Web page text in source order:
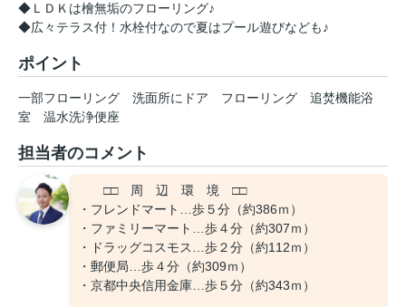
◆ＬＤＫは檜無垢のフローリング♪
◆広々テラス付！水栓付なので夏はプール遊びなども♪
ポイント
一部フローリング 洗面所にドア フローリング
追焚機能浴
室
温水洗浄便座
担当者のコメント
□□ 周 辺 環 境 □□
・フレンドマート…歩５分（約386ｍ）
・ファミリーマート…歩４分（約307ｍ）
・ドラッグコスモス…歩２分（約112ｍ）
・郵便局…歩４分（約309ｍ）
・京都中央信用金庫…歩５分（約343ｍ）